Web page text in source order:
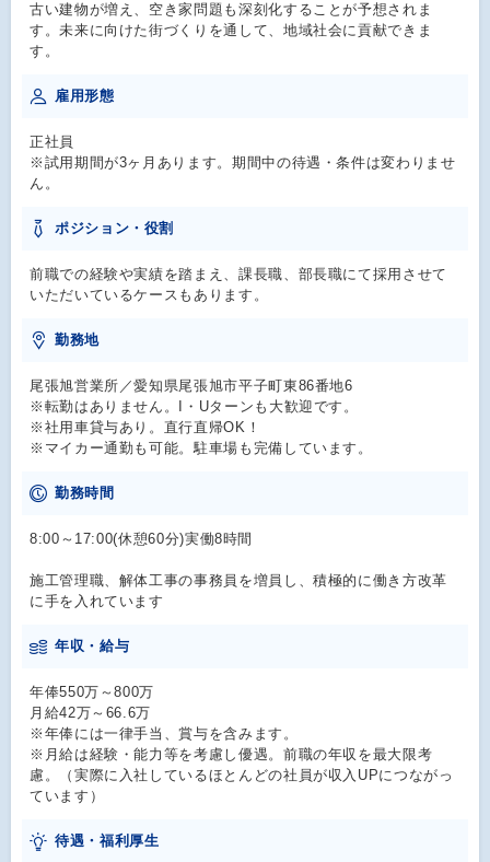
古い建物が増え、空き家問題も深刻化することが予想されま
す。未来に向けた街づくりを通して、地域社会に貢献できま
す。
雇用形態
正社員
※試用期間が3ヶ月あります。期間中の待遇・条件は変わりませ
ん。
ポジション・役割
前職での経験や実績を踏まえ、課長職、部長職にて採用させて
いただいているケースもあります。
勤務地
尾張旭営業所／愛知県尾張旭市平子町東86番地6
※転勤はありません。I・Uターンも大歓迎です。
※社用車貸与あり。直行直帰OK！
※マイカー通勤も可能。駐車場も完備しています。
勤務時間
8:00～17:00(休憩60分)実働8時間
施工管理職、解体工事の事務員を増員し、積極的に働き方改革
に手を入れています
年収・給与
年俸550万～800万
月給42万～66.6万
※年俸には一律手当、賞与を含みます。
※月給は経験・能力等を考慮し優遇。前職の年収を最大限考
慮。（実際に入社しているほとんどの社員が収入UPにつながっ
ています）
待遇・福利厚生